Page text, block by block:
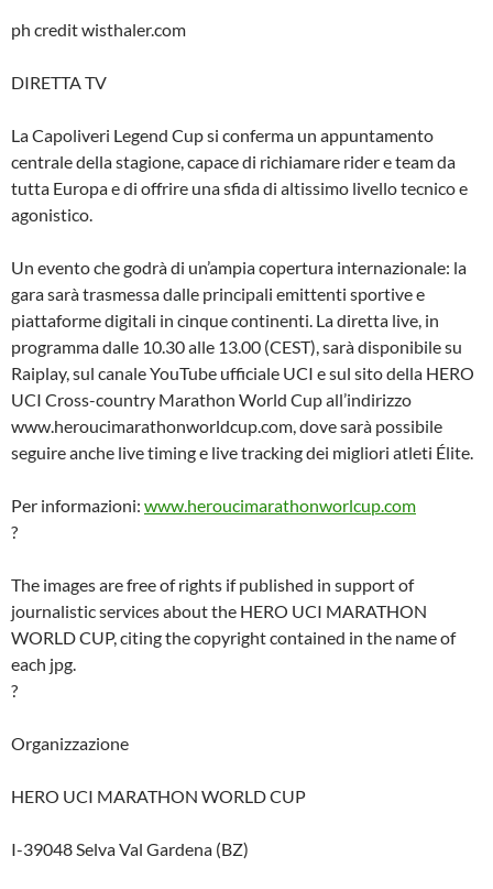
ph credit wisthaler.com
DIRETTA TV
La Capoliveri Legend Cup si conferma un appuntamento
centrale della stagione, capace di richiamare rider e team da
tutta Europa e di offrire una sfida di altissimo livello tecnico e
agonistico.
Un evento che godrà di un’ampia copertura internazionale: la
gara sarà trasmessa dalle principali emittenti sportive e
piattaforme digitali in cinque continenti. La diretta live, in
programma dalle 10.30 alle 13.00 (CEST), sarà disponibile su
Raiplay, sul canale YouTube ufficiale UCI e sul sito della HERO
UCI Cross-country Marathon World Cup all’indirizzo
www.heroucimarathonworldcup.com, dove sarà possibile
seguire anche live timing e live tracking dei migliori atleti Élite.
Per informazioni: www.heroucimarathonworlcup.com
?
The images are free of rights if published in support of
journalistic services about the HERO UCI MARATHON
WORLD CUP, citing the copyright contained in the name of
each jpg.
?
Organizzazione
HERO UCI MARATHON WORLD CUP
I-39048 Selva Val Gardena (BZ)